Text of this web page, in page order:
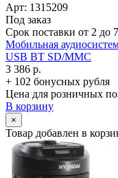
Арт: 1315209
Под заказ
Срок поставки от 2 до
Мобильная
USB BT SD/­MMC
3 386 р.
+ 102 бонусных рубля
Цена для розничных
В корзину
×
Товар добавлен в